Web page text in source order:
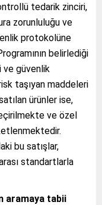
tedarik zinciri,
zorunluluğu ve
protokolüne
belirlediği
ve güvenlik
taşıyan maddeleri
ürünler ise,
ve özel
bu satışlar,
standartlarla
aramaya tabii